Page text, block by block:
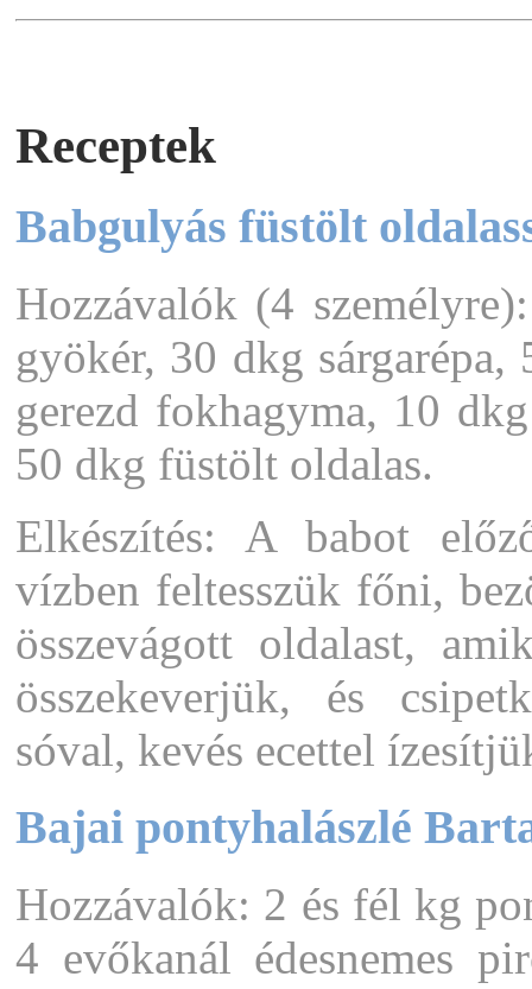
Receptek
Babgulyás füstölt
Hozzávalók (4
gyökér, 30 dkg
gerezd fokhagyma, 10
50 dkg füstölt oldalas.
Elkészítés: A babot
vízben feltesszük főni,
összevágott oldalast,
összekeverjük, és
sóval, kevés ecettel
Bajai pontyhalászlé
Hozzávalók: 2 és fél kg
4 evőkanál édesnemes